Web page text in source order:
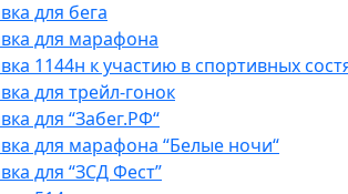
для бега
для марафона
1144н к участию в спортивных
для трейл-гонок
для “Забег.РФ“
для марафона “Белые ночи“
для “ЗСД Фест”